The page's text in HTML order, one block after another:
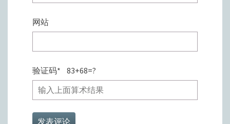
网站
验证码* 83+68=?